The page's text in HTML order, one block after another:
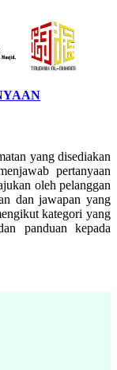
yang disediakan
pertanyaan
oleh pelanggan
dan jawapan yang
kategori yang
panduan kepada